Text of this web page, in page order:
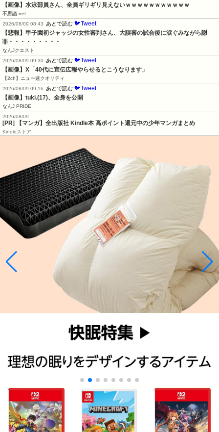
【画像】水泳部員さん、全員ギリギリ見えないｗｗｗｗｗｗｗｗｗｗｗ
不思議.net
2026/08/09 08:43
あとで読む 🐦Tweet
【悲報】甲子園初ジャッジの女性審判さん、大誤審の試合後に涙ぐみながら謝
罪・・・・・・・・・
なんJクエスト
2026/08/09 09:30
あとで読む 🐦Tweet
【画像】X「40代に宣伝広報やらせるとこうなります」
【2ch】ニュー速クオリティ
2026/08/09 09:16
あとで読む 🐦Tweet
【画像】tuki.(17)、全身を公開
なんJ PRIDE
2026/08/09
[PR] 【マンガ】全出版社 Kindle本 高ポイント還元中の少年マンガまとめ
Kindleストア